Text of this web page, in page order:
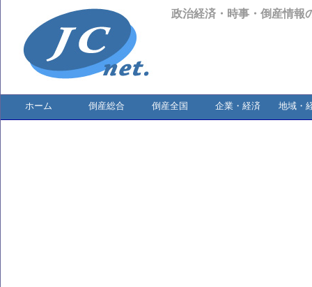
政治経済・時事・倒産情報
ホーム 倒産総合 倒産全国 企業・経済 地域・